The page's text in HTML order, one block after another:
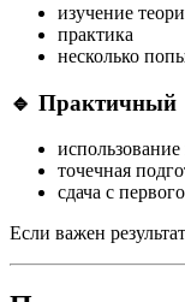
изучение
практика
несколько
🔹 Практичный
точечная
сдача с
Если важен